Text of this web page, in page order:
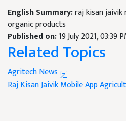
English Summary:raj kisan jaivik
organic products
Published on:19 July 2021, 03:39
Related Topics
Agritech News
Raj Kisan Jaivik Mobile App